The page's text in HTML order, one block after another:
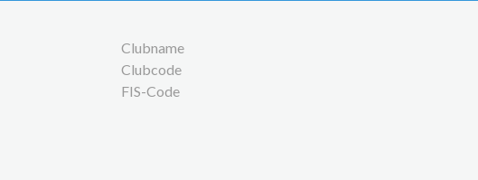
Clubname
Clubcode
FIS-Code